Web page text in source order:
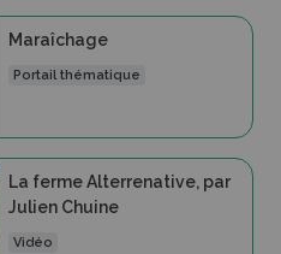
Maraîchage
Portail thématique
La ferme Alterrenative, par
Julien Chuine
Vidéo